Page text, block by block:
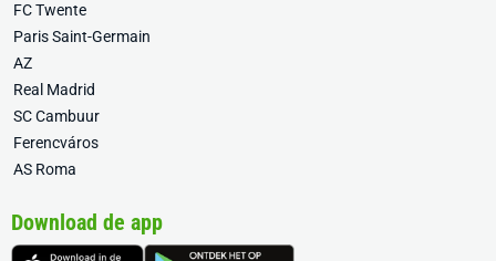
FC Twente
Paris Saint-Germain
AZ
Real Madrid
SC Cambuur
Ferencváros
AS Roma
Download de app